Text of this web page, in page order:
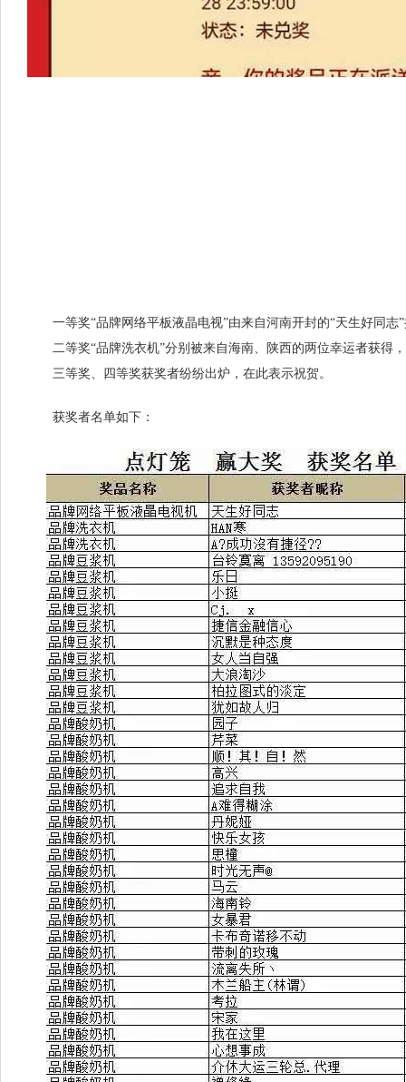
一等奖“品牌网络平板液晶电视”由来自河南开封的“天生好同志”
二等奖“品牌洗衣机”分别被来自海南、陕西的两位幸运者获得，
三等奖、四等奖获奖者纷纷出炉，在此表示祝贺。
获奖者名单如下：